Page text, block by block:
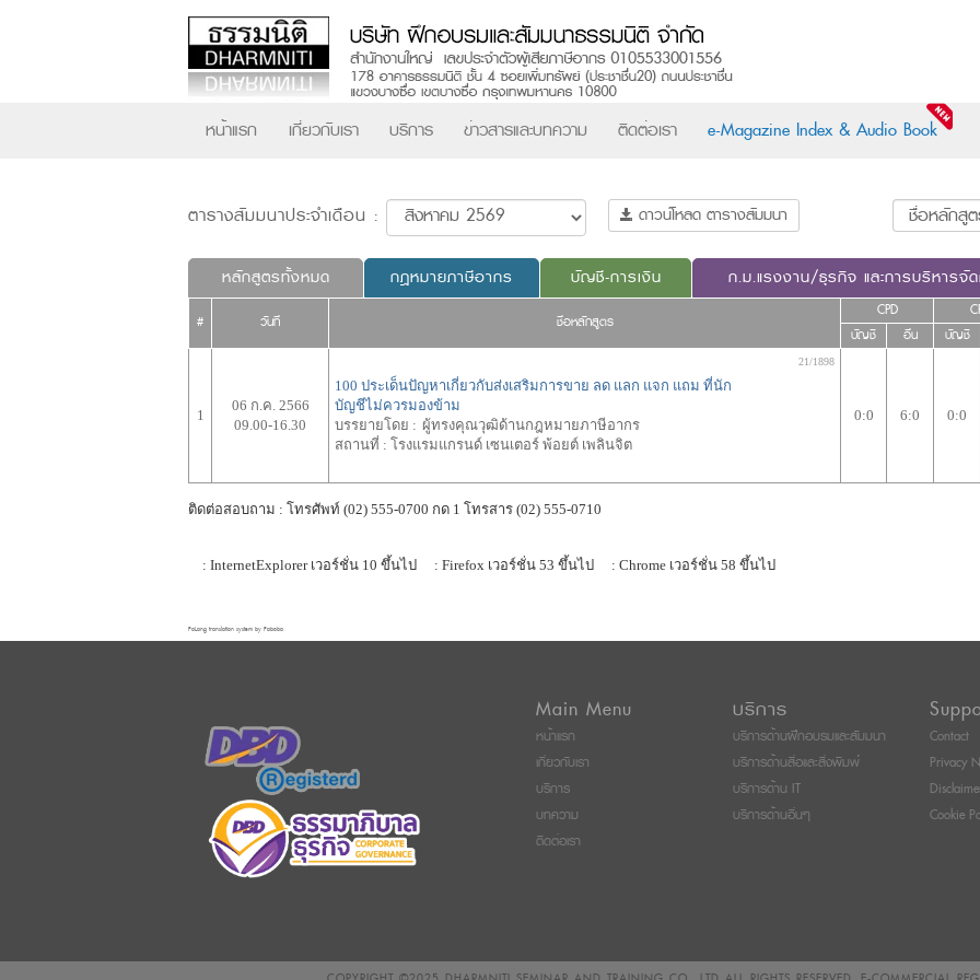
หน้าแรก เกี่ยวกับเรา บริการ ข่าวสารและบทความ ติดต่อเรา e-Magazine Index & Audio Book
ตารางสัมมนาประจำเดือน : ดาวน์โหลด ตารางสัมมนา
หลักสูตรทั้งหมด กฎหมายภาษีอากร บัญชี-การเงิน ก.ม.แรงงาน/ธุรกิจ และการบริหารจั
# วันที่ ชื่อหลักสูตร
CPD
บัญชี อื่น บัญชี
1
06 ก.ค. 2566
09.00-16.30
100 ประเด็นปัญหาเกี่ยวกับส่งเสริมการขาย ลด แลก แจก แถม ที่นัก
บัญชีไม่ควรมองข้าม
บรรยายโดย : ผู้ทรงคุณวุฒิด้านกฎหมายภาษีอากร
สถานที่ : โรงแรมแกรนด์ เซนเตอร์ พ้อยต์ เพลินจิต
21/1898
0:0 6:0 0:0
ติดต่อสอบถาม : โทรศัพท์ (02) 555-0700 กด 1 โทรสาร (02) 555-0710
: InternetExplorer เวอร์ชั่น 10 ขึ้นไป : Firefox เวอร์ชั่น 53 ขึ้นไป : Chrome เวอร์ชั่น 58 ขึ้นไป
FaLang translation system by Faboba
Main Menu
หน้าแรก
เกี่ยวกับเรา
บริการ
บทความ
ติดต่อเรา
บริการ
บริการด้านฝึกอบรมและสัมมนา
บริการด้านสื่อและสิ่งพิมพ์
บริการด้าน IT
บริการด้านอื่นๆ
Contact
Privacy
Cookie